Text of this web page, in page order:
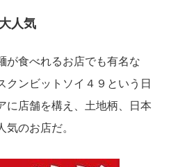
人気
が食べれるお店でも有名な
クンビットソイ４９という日
に店舗を構え、土地柄、日本
気のお店だ。